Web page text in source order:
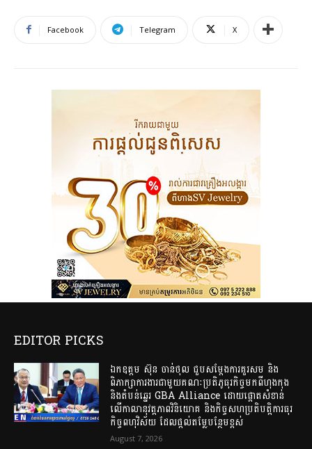
Facebook Telegram X
EDITOR PICKS
ឯកឧត្តម ស៊ុន ចាន់ថុល ជួបសម្តែងការគួរសម និង
ពិភាក្សាការងារជាមួយគណៈប្រតិភូធុរកិច្ចមកពីហុងកុង
និងតំបន់ឆ្នេរ GBA Alliance ដោយផ្តោតសំខាន់
លើកាលានុវត្តភាពវិនិយោគ និងកិច្ចសហប្រតិបត្តិការធុរ
កិច្ចពហុវិស័យ ដែលផ្តល់តម្លែបន្ថែមខ្ពស់
August 7, 2026